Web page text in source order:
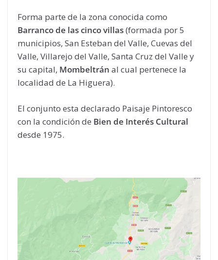
Forma parte de la zona conocida como
Barranco de las cinco villas(formada por 5
municipios, San Esteban del Valle, Cuevas del
Valle, Villarejo del Valle, Santa Cruz del Valle y
su capital, Mombeltrán al cual pertenece la
localidad de La Higuera).
El conjunto esta declarado Paisaje Pintoresco
con la condición de Bien de Interés Cultural
desde 1975.